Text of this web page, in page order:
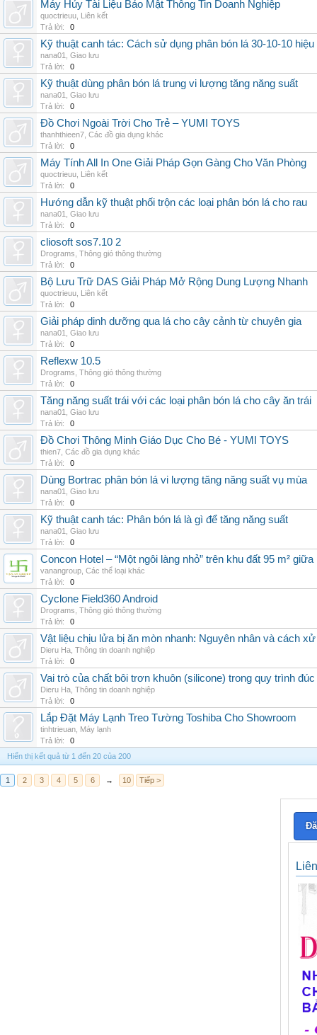
Máy Hủy Tài Liệu Bảo Mật Thông Tin Doanh Nghiệp
quoctrieuu Liên kết
Trả lời:
0
Kỹ thuật canh tác: Cách sử dụng phân bón lá 30-10-10 hiệu
nana01
Giao lưu
Trả lời:
0
Kỹ thuật dùng phân bón lá trung vi lượng tăng năng suất
nana01
Giao lưu
Trả lời:
0
Đồ Chơi Ngoài Trời Cho Trẻ – YUMI TOYS
thanhthieen7 Các đồ gia dụng khác
Trả lời:
0
Máy Tính All In One Giải Pháp Gọn Gàng Cho Văn Phòng
quoctrieuu Liên kết
Trả lời:
0
Hướng dẫn kỹ thuật phối trộn các loại phân bón lá cho rau
nana01
Giao lưu
Trả lời:
0
cliosoft sos7.10 2
Drograms Thông gió thông thường
Trả lời:
0
Bộ Lưu Trữ DAS Giải Pháp Mở Rộng Dung Lượng Nhanh
quoctrieuu Liên kết
Trả lời:
0
Giải pháp dinh dưỡng qua lá cho cây cảnh từ chuyên gia
nana01
Giao lưu
Trả lời:
0
Reflexw 10.5
Drograms Thông gió thông thường
Trả lời:
0
Tăng năng suất trái với các loại phân bón lá cho cây ăn trái
nana01
Giao lưu
Trả lời:
0
Đồ Chơi Thông Minh Giáo Dục Cho Bé - YUMI TOYS
thien7 Các đồ gia dụng khác
Trả lời:
0
Dùng Bortrac phân bón lá vi lượng tăng năng suất vụ mùa
nana01
Giao lưu
Trả lời:
0
Kỹ thuật canh tác: Phân bón lá là gì để tăng năng suất
nana01
Giao lưu
Trả lời:
0
Concon Hotel – “Một ngôi làng nhỏ” trên khu đất 95 m²
vanangroup Các thể loại khác
Trả lời:
0
Cyclone Field360 Android
Drograms Thông gió thông thường
Trả lời:
0
Vật liệu chịu lửa bị ăn mòn nhanh: Nguyên nhân và cách
Dieru Ha Thông tin doanh nghiệp
Trả lời:
0
Vai trò của chất bôi trơn khuôn (silicone) trong quy trình
Dieru Ha Thông tin doanh nghiệp
Trả lời:
0
Lắp Đặt Máy Lạnh Treo Tường Toshiba Cho Showroom
tinhtrieuan Máy lạnh
Trả lời:
0
Hiển thị kết quả từ 1 đến 20 của 200
1 2 3 4 5 6 → 10 Tiếp >